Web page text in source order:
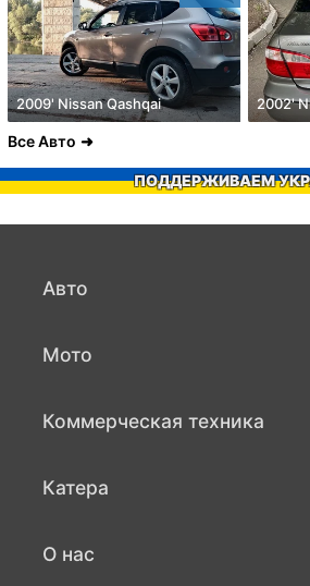
2009' Nissan Qashqai 2002'
Все Авто
ПОДДЕРЖИВАЕМ
Авто
Мото
Коммерческая техника
Катера
О нас